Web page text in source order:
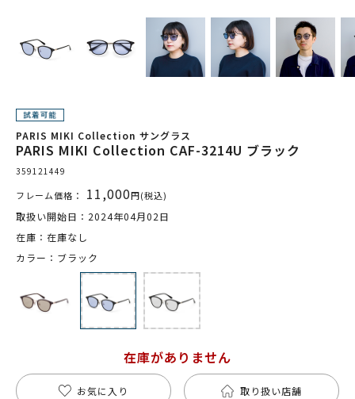
PARIS MIKI Collection サングラス
PARIS MIKI Collection CAF-3214U ブラック
359121449
フレーム価格： 11,000円(税込)
取扱い開始日：2024年04月02日
在庫：在庫なし
カラー：ブラック
在庫がありません
お気に入り 取り扱い店舗